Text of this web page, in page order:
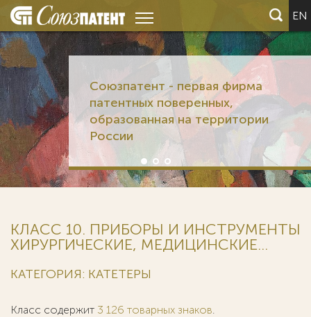
EN
Союзпатент - первая фирма
патентных поверенных,
образованная на территории
России
КЛАСС 10. ПРИБОРЫ И ИНСТРУМЕНТЫ
ХИРУРГИЧЕСКИЕ, МЕДИЦИНСКИЕ...
КАТЕГОРИЯ: КАТЕТЕРЫ
Класс содержит 3 126 товарных знаков.